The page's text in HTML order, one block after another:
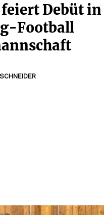
Debüt in
Football